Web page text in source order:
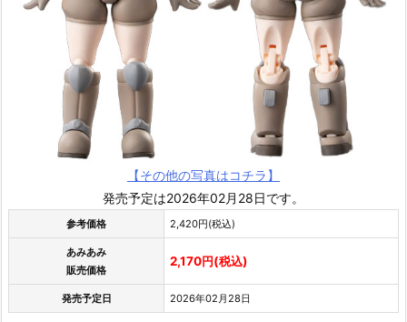
【その他の写真はコチラ】
発売予定は2026年02月28日です。
参考価格 2,420円(税込)
あみあみ
販売価格
2,170円(税込)
発売予定日 2026年02月28日